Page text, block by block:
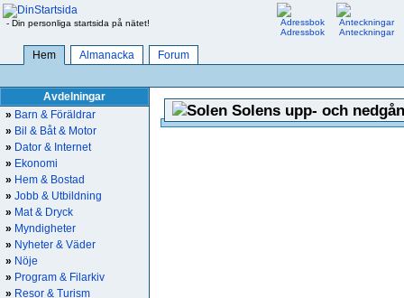
- Din personliga startsida på nätet!
Adressbok
Anteckningar
Hem Almanacka Forum
Avdelningar
» Barn & Föräldrar
» Bil & Båt & Motor
» Dator & Internet
» Ekonomi
» Hem & Bostad
» Jobb & Utbildning
» Mat & Dryck
» Myndigheter
» Nyheter & Väder
» Nöje
» Program & Filarkiv
» Resor & Turism
Solens upp- och